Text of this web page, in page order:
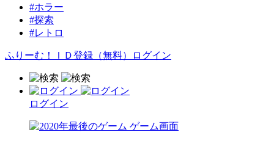
#ホラー
#探索
#レトロ
ふりーむ！ＩＤ登録（無料） ログイン
ログイン